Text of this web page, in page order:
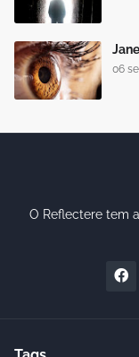
06
O Reflectere tem